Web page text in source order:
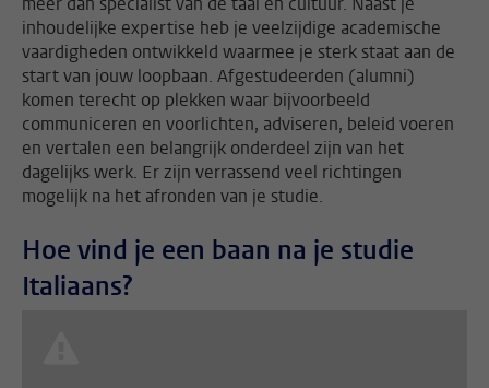
inhoudelijke expertise heb je veelzijdige academische
vaardigheden ontwikkeld waarmee je sterk staat aan de
start van jouw loopbaan. Afgestudeerden (alumni)
komen terecht op plekken waar bijvoorbeeld
communiceren en voorlichten, adviseren, beleid voeren
en vertalen een belangrijk onderdeel zijn van het
dagelijks werk. Er zijn verrassend veel richtingen
mogelijk na het afronden van je studie.
Hoe vind je een baan na je studie
Italiaans?